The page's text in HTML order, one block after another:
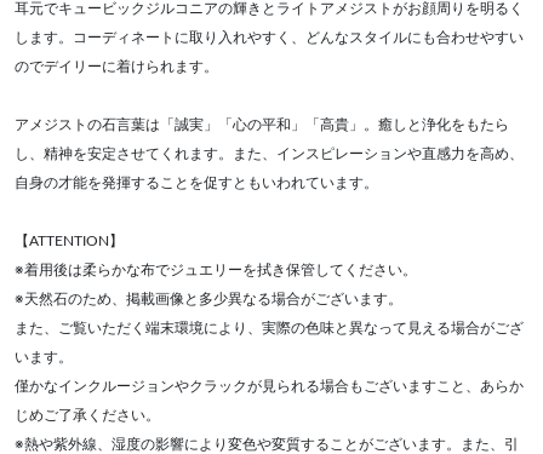
耳元でキュービックジルコニアの輝きとライトアメジストがお顔周りを明るく
します。コーディネートに取り入れやすく、どんなスタイルにも合わせやすい
のでデイリーに着けられます。
アメジストの石言葉は「誠実」「心の平和」「高貴」。癒しと浄化をもたら
し、精神を安定させてくれます。また、インスピレーションや直感力を高め、
自身の才能を発揮することを促すともいわれています。
【ATTENTION】
※着用後は柔らかな布でジュエリーを拭き保管してください。
※天然石のため、掲載画像と多少異なる場合がございます。
また、ご覧いただく端末環境により、実際の色味と異なって見える場合がござ
います。
僅かなインクルージョンやクラックが見られる場合もございますこと、あらか
じめご了承ください。
※熱や紫外線、湿度の影響により変色や変質することがございます。また、引